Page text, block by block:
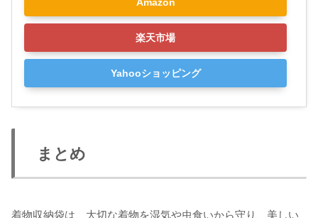
Amazon
楽天市場
Yahooショッピング
まとめ
着物収納袋は、大切な着物を湿気や虫食いから守り、美しい